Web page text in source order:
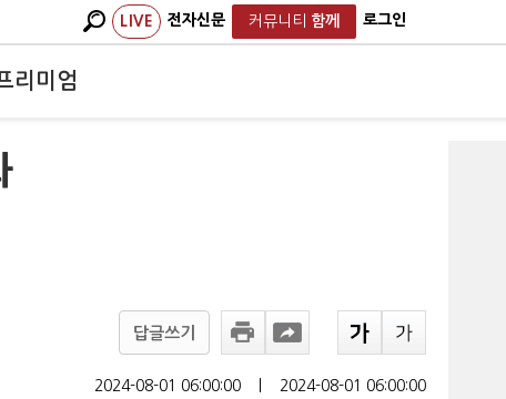
LIVE 전자신문 커뮤니티 함께 로그인
리미엄
답글쓰기
2024-08-01 06:00:00 2024-08-01 06:00:00